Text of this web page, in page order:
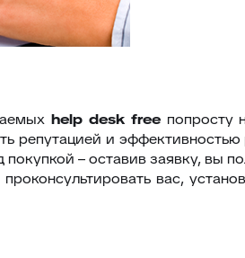
help desk freeпопросту
репутацией и
– оставив заявку, вы
вас,